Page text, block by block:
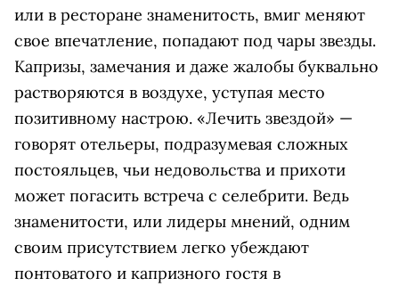
или в ресторане знаменитость, вмиг меняют
свое впечатление, попадают под чары звезды.
Капризы, замечания и даже жалобы буквально
растворяются в воздухе, уступая место
позитивному настрою. «Лечить звездой» —
говорят отельеры, подразумевая сложных
постояльцев, чьи недовольства и прихоти
может погасить встреча с селебрити. Ведь
знаменитости, или лидеры мнений, одним
своим присутствием легко убеждают
понтоватого и капризного гостя в